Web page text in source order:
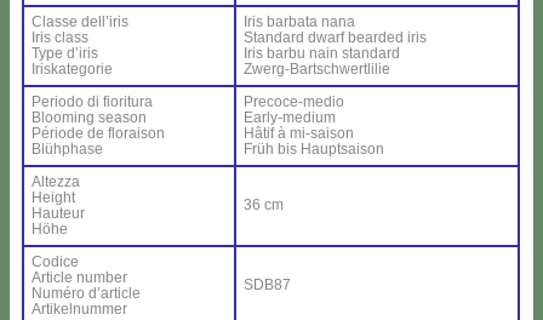
Clas­se del­l’i­ris
Iris class
Ty­pe d’i­ris
Iri­ska­te­go­rie
Iris bar­ba­ta na­na
Stan­dard dwarf bear­ded iris
Iris bar­bu nain stan­dard
Zwerg-Bar­ts­ch­wer­tli­lie
Pe­rio­do di fio­ri­tu­ra
Bloo­ming sea­son
Pé­rio­de de flo­rai­son
Blü­h­pha­se
Pre­co­ce-me­dio
Ear­ly-me­dium
Hâ­tif à mi-sai­son
Früh bis Haup­tsai­son
Al­tez­za
Height
Hau­teur
Hö­he
36 cm
Co­di­ce
Ar­ti­cle num­ber
Nu­mé­ro d’ar­ti­cle
Ar­ti­kel­num­mer
SDB87